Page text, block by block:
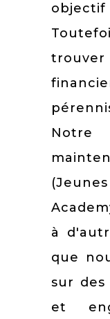
Notre
à
que
sur des
et